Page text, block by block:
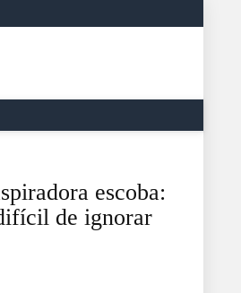
escoba:
de ignorar